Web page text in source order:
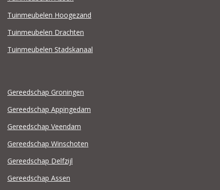
Tuinmeubelen Hoogezand
Tuinmeubelen Drachten
Tuinmeubelen Stadskanaal
Gereedschap Groningen
Gereedschap Appingedam
Gereedschap Veendam
Gereedschap Winschoten
Gereedschap Delfzijl
Gereedschap Assen